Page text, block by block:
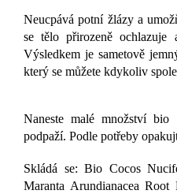
Neucpává potní žlázy a
se tělo přirozeně ochlazuje
Výsledkem je sametově
který se můžete kdykoliv
Naneste malé množství bio
podpaží. Podle potřeby
Skládá se: Bio Cocos
Maranta Arundianacea